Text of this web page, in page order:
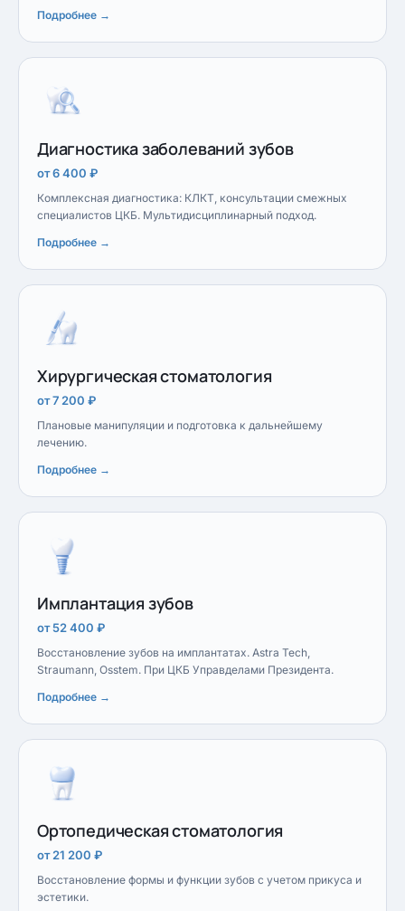
Подробнее →
Диагностика заболеваний зубов
от 6 400 ₽
Комплексная диагностика: КЛКТ, консультации смежных
специалистов ЦКБ. Мультидисциплинарный подход.
Подробнее →
Хирургическая стоматология
от 7 200 ₽
Плановые манипуляции и подготовка к дальнейшему
лечению.
Подробнее →
Имплантация зубов
от 52 400 ₽
Восстановление зубов на имплантатах. Astra Tech,
Straumann, Osstem. При ЦКБ Управделами Президента.
Подробнее →
Ортопедическая стоматология
от 21 200 ₽
Восстановление формы и функции зубов с учетом прикуса и
эстетики.